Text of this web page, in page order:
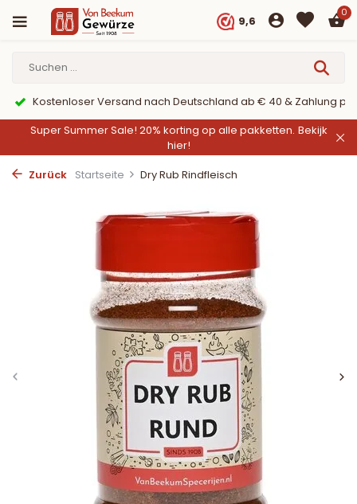
9,6
0
PayPal
9,6/10 Webwinkelkeur ✔
Super Summer Sale! 20% korting op alle pakketten. Bekijk
hier!
Zurück Startseite Dry Rub Rindfleisch